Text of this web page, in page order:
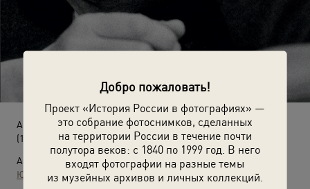
Добро пожаловать!
Проект «История России в фотографиях» —
это собрание фотоснимков, сделанных
на территории России в течение почти
полутора веков: с 1840 по 1999 год. В него
входят фотографии на разные темы
из музейных архивов и личных коллекций.
Андрей Сахаров
(1989 год)
Автор:
Юрий Абрамочкин